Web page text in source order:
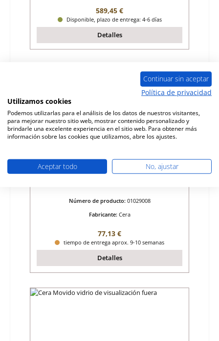
Precio normal:
589,45 €
Disponible, plazo de entrega: 4-6 días
Detalles
Cera Movido cable de polipasto puerta de
Número de producto: 01029008
Fabricante: Cera
Precio normal:
77,13 €
tiempo de entrega aprox. 9-10 semanas
Detalles
Continuar sin aceptar
Política de privacidad
Utilizamos cookies
Podemos utilizarlas para el análisis de los datos de nuestros visitantes,
para mejorar nuestro sitio web, mostrar contenido personalizado y
brindarle una excelente experiencia en el sitio web. Para obtener más
información sobre las cookies que utilizamos, abre los ajustes.
Aceptar todo No, ajustar